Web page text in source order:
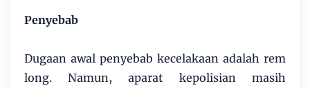
Penyebab
Dugaan awal penyebab kecelakaan adalah rem
long. Namun, aparat kepolisian masih